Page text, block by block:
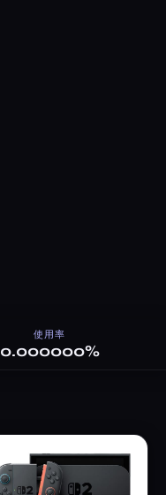
使用率
0.000000%